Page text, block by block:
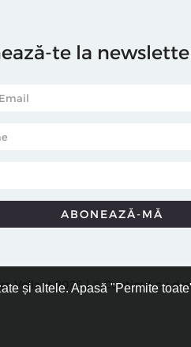
și altele. Apasă "Permite
te la
Vellant 2026 | ® Conținut cu